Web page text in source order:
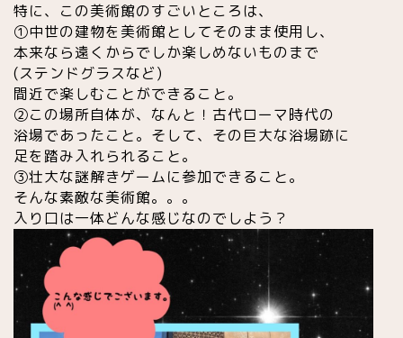
特に、この美術館のすごいところは、
①中世の建物を美術館としてそのまま使用し、
本来なら遠くからでしか楽しめないものまで
(ステンドグラスなど)
間近で楽しむことができること。
②この場所自体が、なんと！古代ローマ時代の
浴場であったこと。そして、その巨大な浴場跡に
足を踏み入れられること。
③壮大な謎解きゲームに参加できること。
そんな素敵な美術館。。。
入り口は一体どんな感じなのでしよう？